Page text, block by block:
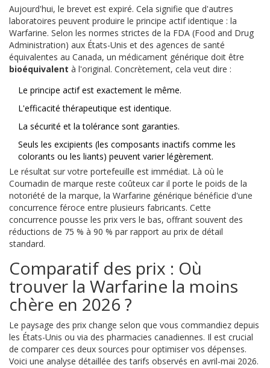
Aujourd'hui, le brevet est expiré. Cela signifie que d'autres
laboratoires peuvent produire le principe actif identique : la
Warfarine. Selon les normes strictes de la FDA (Food and Drug
Administration) aux États-Unis et des agences de santé
équivalentes au Canada, un médicament générique doit être
bioéquivalent à l'original. Concrètement, cela veut dire :
Le principe actif est exactement le même.
L'efficacité thérapeutique est identique.
La sécurité et la tolérance sont garanties.
Seuls les excipients (les composants inactifs comme les
colorants ou les liants) peuvent varier légèrement.
Le résultat sur votre portefeuille est immédiat. Là où le
Coumadin de marque reste coûteux car il porte le poids de la
notoriété de la marque, la Warfarine générique bénéficie d'une
concurrence féroce entre plusieurs fabricants. Cette
concurrence pousse les prix vers le bas, offrant souvent des
réductions de 75 % à 90 % par rapport au prix de détail
standard.
Comparatif des prix : Où
trouver la Warfarine la moins
chère en 2026 ?
Le paysage des prix change selon que vous commandiez depuis
les États-Unis ou via des pharmacies canadiennes. Il est crucial
de comparer ces deux sources pour optimiser vos dépenses.
Voici une analyse détaillée des tarifs observés en avril-mai 2026.